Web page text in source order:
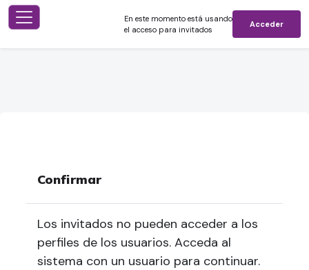
Panel lateral
En este momento está usando
el acceso para invitados
Acceder
Confirmar
Los invitados no pueden acceder a los
perfiles de los usuarios. Acceda al
sistema con un usuario para continuar.